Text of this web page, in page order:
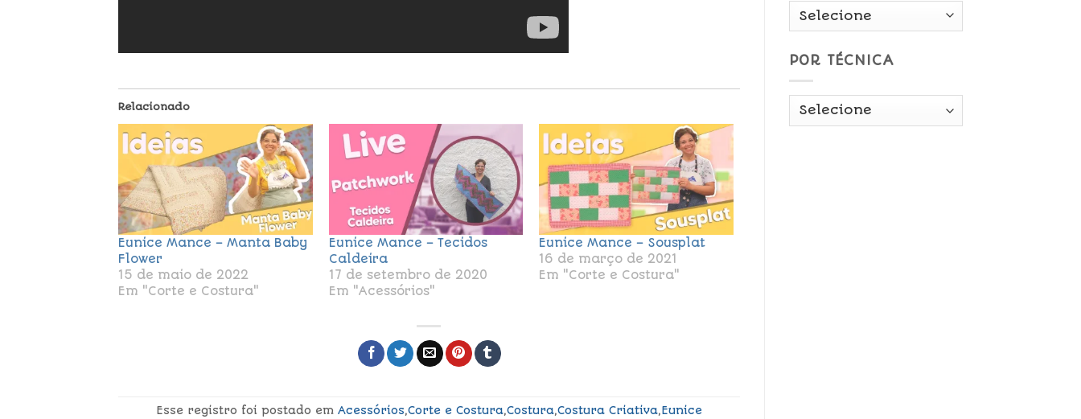
Relacionado
Eunice Mance – Manta Baby
Flower
15 de maio de 2022
Em "Corte e Costura"
Eunice Mance – Tecidos
Caldeira
17 de setembro de 2020
Em "Acessórios"
Eunice Mance – Sousplat
16 de março de 2021
Em "Corte e Costura"
Esse registro foi postado em Acessórios,Corte e Costura,Costura,Costura Criativa,Eunice
POR TÉCNICA